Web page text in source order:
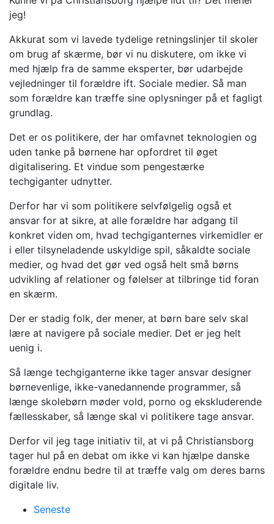
jeg!
Akkurat som vi lavede tydelige retningslinjer til skoler
om brug af skærme, bør vi nu diskutere, om ikke vi
med hjælp fra de samme eksperter, bør udarbejde
vejledninger til forældre ift. Sociale medier. Så man
som forældre kan træffe sine oplysninger på et fagligt
grundlag.
Det er os politikere, der har omfavnet teknologien og
uden tanke på børnene har opfordret til øget
digitalisering. Et vindue som pengestærke
techgiganter udnytter.
Derfor har vi som politikere selvfølgelig også et
ansvar for at sikre, at alle forældre har adgang til
konkret viden om, hvad techgiganternes virkemidler er
i eller tilsyneladende uskyldige spil, såkaldte sociale
medier, og hvad det gør ved også helt små børns
udvikling af relationer og følelser at tilbringe tid foran
en skærm.
Der er stadig folk, der mener, at børn bare selv skal
lære at navigere på sociale medier. Det er jeg helt
uenig i.
Så længe techgiganterne ikke tager ansvar designer
børnevenlige, ikke-vanedannende programmer, så
længe skolebørn møder vold, porno og ekskluderende
fællesskaber, så længe skal vi politikere tage ansvar.
Derfor vil jeg tage initiativ til, at vi på Christiansborg
tager hul på en debat om ikke vi kan hjælpe danske
forældre endnu bedre til at træffe valg om deres barns
digitale liv.
Seneste